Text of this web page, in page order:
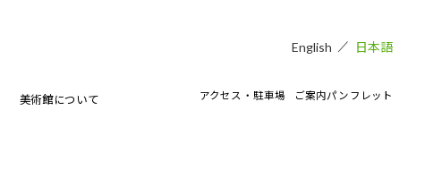
美術館について
English 日本語
アクセス・駐車場 ご案内パンフレット